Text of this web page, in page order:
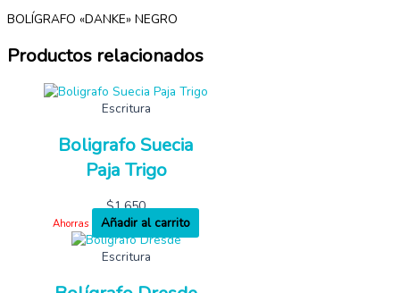
BOLÍGRAFO «DANKE» NEGRO
Productos relacionados
Escritura
Boligrafo Suecia
Paja Trigo
$1,650
Ahorras
Añadir al carrito
Escritura